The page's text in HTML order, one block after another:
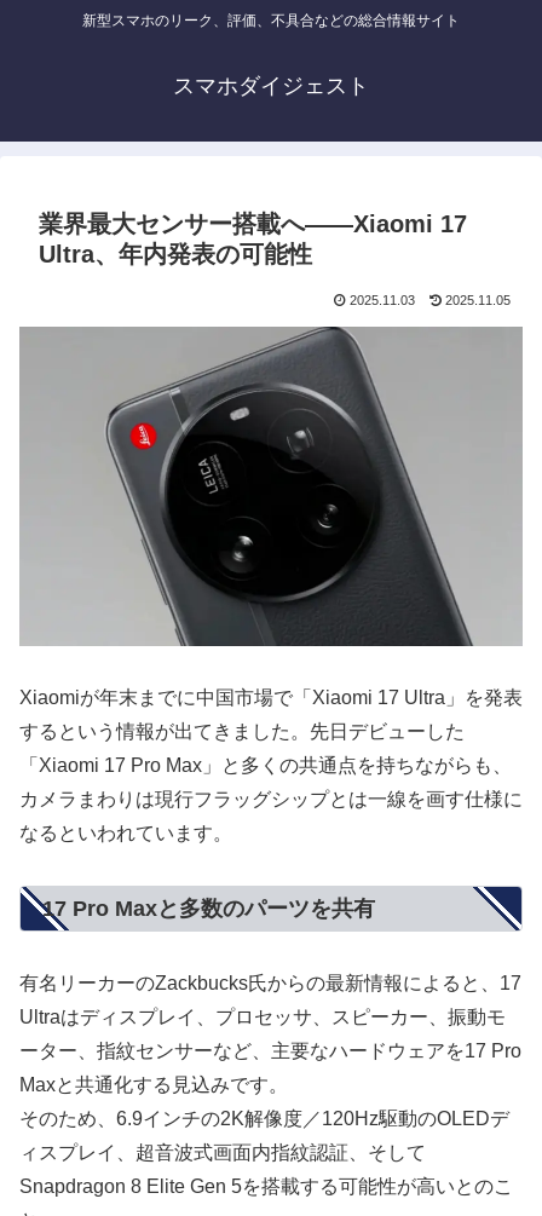
新型スマホのリーク、評価、不具合などの総合情報サイト
スマホダイジェスト
業界最大センサー搭載へ――Xiaomi 17
Ultra、年内発表の可能性
2025.11.03 2025.11.05
Xiaomiが年末までに中国市場で「Xiaomi 17 Ultra」を発表
するという情報が出てきました。先日デビューした
「Xiaomi 17 Pro Max」と多くの共通点を持ちながらも、
カメラまわりは現行フラッグシップとは一線を画す仕様に
なるといわれています。
17 Pro Maxと多数のパーツを共有
有名リーカーのZackbucks氏からの最新情報によると、17
Ultraはディスプレイ、プロセッサ、スピーカー、振動モ
ーター、指紋センサーなど、主要なハードウェアを17 Pro
Maxと共通化する見込みです。
そのため、6.9インチの2K解像度／120Hz駆動のOLEDデ
ィスプレイ、超音波式画面内指紋認証、そして
Snapdragon 8 Elite Gen 5を搭載する可能性が高いとのこ